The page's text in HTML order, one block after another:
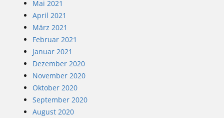
Mai 2021
April 2021
März 2021
Februar 2021
Januar 2021
Dezember 2020
November 2020
Oktober 2020
September 2020
August 2020